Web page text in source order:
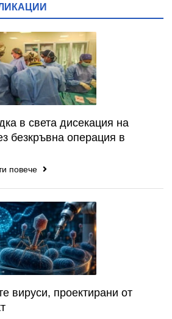
в света дисекация на
безкръвна операция в
повече
вируси, проектирани от